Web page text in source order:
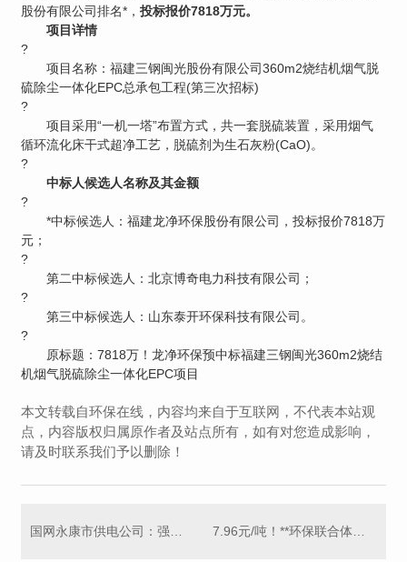
股份有限公司排名*，投标报价7818万元。
项目详情
?
项目名称：福建三钢闽光股份有限公司360m2烧结机烟气脱
硫除尘一体化EPC总承包工程(第三次招标)
?
项目采用“一机一塔”布置方式，共一套脱硫装置，采用烟气
循环流化床干式超净工艺，脱硫剂为生石灰粉(CaO)。
?
中标人候选人名称及其金额
?
*中标候选人：福建龙净环保股份有限公司，投标报价7818万
元；
?
第二中标候选人：北京博奇电力科技有限公司；
?
第三中标候选人：山东泰开环保科技有限公司。
?
原标题：7818万！龙净环保预中标福建三钢闽光360m2烧结
机烟气脱硫除尘一体化EPC项目
本文转载自环保在线，内容均来自于互联网，不代表本站观
点，内容版权归属原作者及站点所有，如有对您造成影响，
请及时联系我们予以删除！